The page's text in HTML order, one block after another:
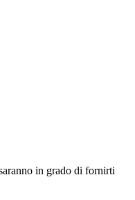
in grado di fornirti